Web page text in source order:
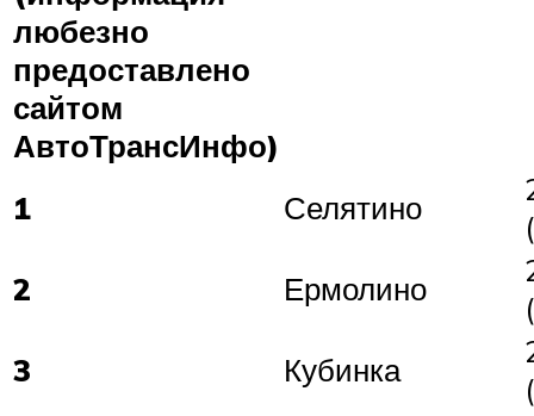
любезно
предоставлено
сайтом
АвтоТрансИнфо)
1
Селятино
2
Ермолино
3
Кубинка